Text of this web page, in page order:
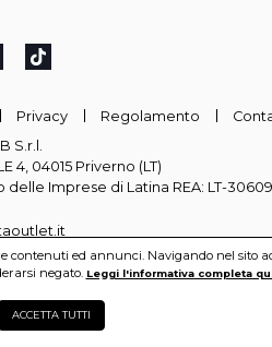
Privacy Regolamento
S.r.l.
4, 04015 Priverno (LT)
delle Imprese di Latina REA: LT-
reserved.
contenuti ed annunci. Navigando nel sito
negato. Leggi l'informativa completa
ACCETTA TUTTI